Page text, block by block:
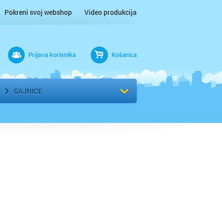
Pokreni svoj webshop Video produkcija
Prijava korisnika Košarica
GAJNICE